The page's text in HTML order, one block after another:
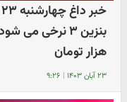
هزار تومان
۲۳ آبان ۱۴۰۳ | ۹:۲۶